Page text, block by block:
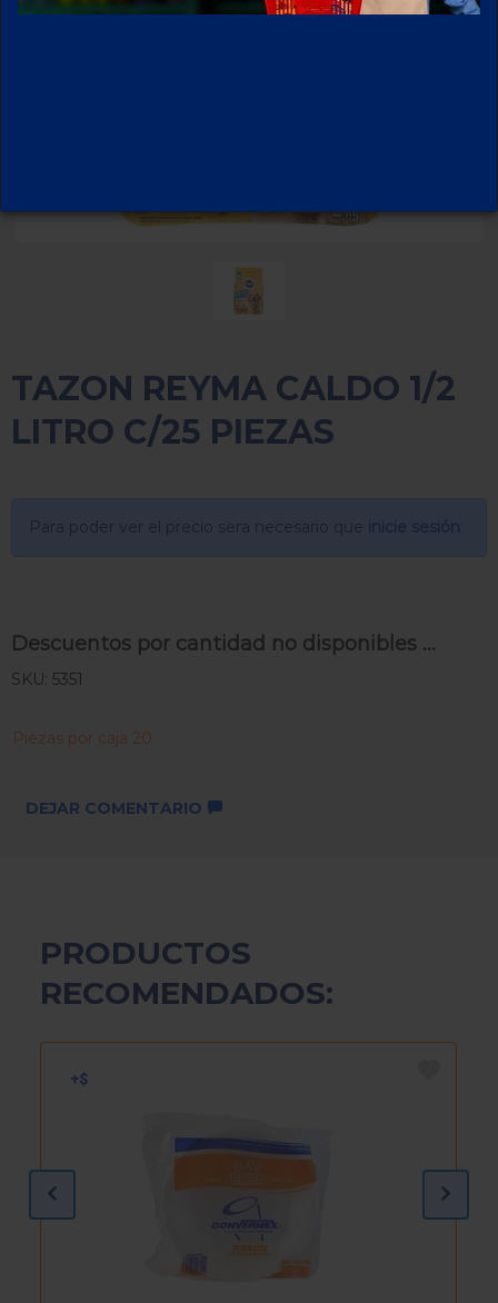
TAZON REYMA CALDO 1/2
LITRO C/25 PIEZAS
Para poder ver el precio sera necesario que
Descuentos por cantidad no disponibles ...
SKU: 5351
Piezas por caja 20
DEJAR COMENTARIO
PRODUCTOS
RECOMENDADOS: